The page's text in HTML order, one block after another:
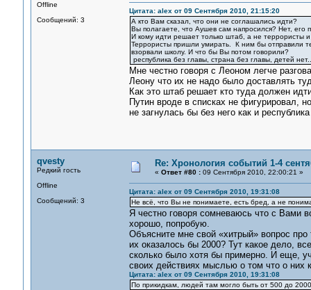
Offline
Сообщений: 3
Цитата: alex от 09 Сентября 2010, 21:15:20
А кто Вам сказал, что они не соглашались идти?
Вы полагаете, что Аушев сам напросился? Нет, его
И кому идти решает только штаб, а не террористы
Террористы пришли умирать. К ним бы отправили
взорвали школу. И что бы Вы потом говорили?
республика без главы, страна без главы, детей
Мне честно говоря с Леоном легче
Леону что их не надо было доставлять
Как это штаб решает кто туда должен
Путин вроде в списках не фигурировал,
не загнулась бы без него как и
qvesty
Редкий гость
Offline
Сообщений: 3
Re: Хронология событий 1-4
« Ответ #80 :09 Сентября 2010, 22:00:21 »
Цитата: alex от 09 Сентября 2010, 19:31:08
Не всё, что Вы не понимаете, есть бред, а не
Я честно говоря сомневаюсь что с Вами
хорошо, попробую.
Объясните мне свой «хитрый» вопрос про
их оказалось бы 2000? Тут какое дело,
сколько было хотя бы примерно. И еще,
своих действиях мыслью о том что о них
Цитата: alex от 09 Сентября 2010, 19:31:08
По прикидкам, людей там могло быть от 500 до